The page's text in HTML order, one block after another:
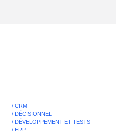
/ CRM
/ DÉCISIONNEL
/ DÉVELOPPEMENT ET TESTS
/ ERP